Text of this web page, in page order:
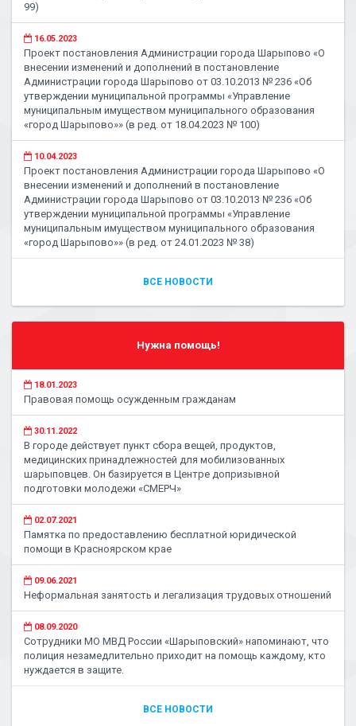
99)
16.05.2023
Проект постановления Администрации города Шарыпово «О
внесении изменений и дополнений в постановление
Администрации города Шарыпово от 03.10.2013 № 236 «Об
утверждении муниципальной программы «Управление
муниципальным имуществом муниципального образования
«город Шарыпово»» (в ред. от 18.04.2023 № 100)
10.04.2023
Проект постановления Администрации города Шарыпово «О
внесении изменений и дополнений в постановление
Администрации города Шарыпово от 03.10.2013 № 236 «Об
утверждении муниципальной программы «Управление
муниципальным имуществом муниципального образования
«город Шарыпово»» (в ред. от 24.01.2023 № 38)
ВСЕ НОВОСТИ
Нужна помощь!
18.01.2023
Правовая помощь осужденным гражданам
30.11.2022
В городе действует пункт сбора вещей, продуктов,
медицинских принадлежностей для мобилизованных
шарыповцев. Он базируется в Центре допризывной
подготовки молодежи «СМЕРЧ»
02.07.2021
Памятка по предоставлению бесплатной юридической
помощи в Красноярском крае
09.06.2021
Неформальная занятость и легализация трудовых отношений
08.09.2020
Сотрудники МО МВД России «Шарыповский» напоминают, что
полиция незамедлительно приходит на помощь каждому, кто
нуждается в защите.
ВСЕ НОВОСТИ